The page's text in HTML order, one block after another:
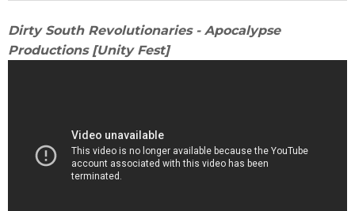
Dirty South Revolutionaries - Apocalypse
Productions [Unity Fest]